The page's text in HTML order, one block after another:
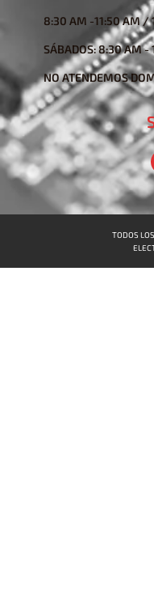
8:30 AM -11:50 AM /
SÁBADOS: 8:30 AM -
NO ATENDEMOS
TODOS